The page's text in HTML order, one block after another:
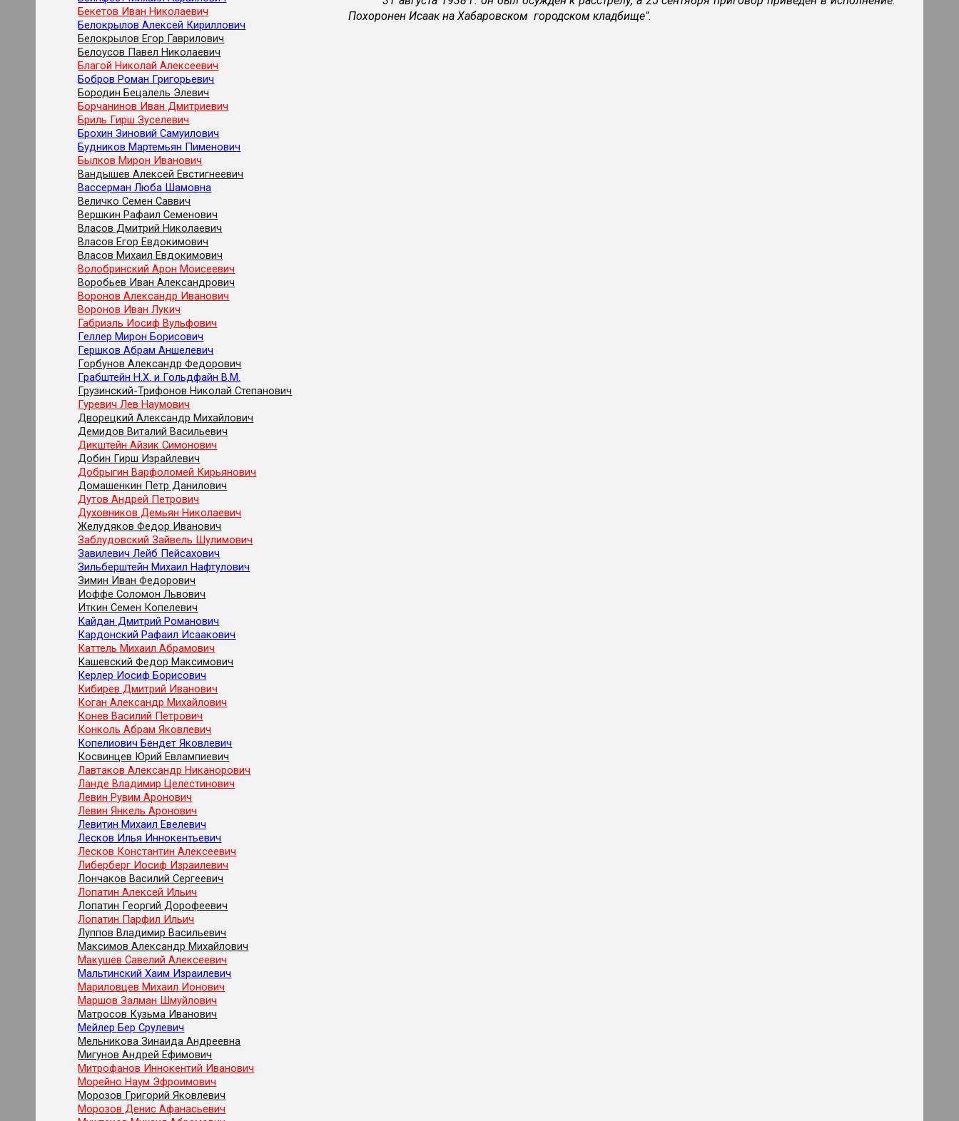
Бекетов Иван Николаевич
Белокрылов Алексей Кириллович
Белокрылов Егор Гаврилович
Белоусов Павел Николаевич
Благой Николай Алексеевич
Бобров Роман Григорьевич
Бородин Бецалель Элевич
Борчанинов Иван Дмитриевич
Бриль Гирш Зуселевич
Брохин Зиновий Самуилович
Будников Мартемьян Пименович
Былков Мирон Иванович
Вандышев Алексей Евстигнеевич
Вассерман Люба Шамовна
Величко Семен Саввич
Вершкин Рафаил Семенович
Власов Дмитрий Николаевич
Власов Егор Евдокимович
Власов Михаил Евдокимович
Волобринский Арон Моисеевич
Воробьев Иван Александрович
Воронов Александр Иванович
Воронов Иван Лукич
Габриэль Иосиф Вульфович
Геллер Мирон Борисович
Гершков Абрам Аншелевич
Горбунов Александр Федорович
Грабштейн Н.Х. и Гольдфайн В.М.
Грузинский-Трифонов Николай Степанович
Гуревич Лев Наумович
Дворецкий Александр Михайлович
Демидов Виталий Васильевич
Дикштейн Айзик Симонович
Добин Гирш Израйлевич
Добрыгин Варфоломей Кирьянович
Домашенкин Петр Данилович
Дутов Андрей Петрович
Духовников Демьян Николаевич
Желудяков Федор Иванович
Заблудовский Зайвель Шулимович
Завилевич Лейб Пейсахович
Зильберштейн Михаил Нафтулович
Зимин Иван Федорович
Иоффе Соломон Львович
Иткин Семен Копелевич
Кайдан Дмитрий Романович
Кардонский Рафаил Исаакович
Каттель Михаил Абрамович
Кашевский Федор Максимович
Керлер Иосиф Борисович
Кибирев Дмитрий Иванович
Коган Александр Михайлович
Конев Василий Петрович
Конколь Абрам Яковлевич
Копелиович Бендет Яковлевич
Косвинцев Юрий Евлампиевич
Лавтаков Александр Никанорович
Ланде Владимир Целестинович
Левин Рувим Аронович
Левин Янкель Аронович
Левитин Михаил Евелевич
Лесков Илья Иннокентьевич
Лесков Константин Алексеевич
Либерберг Иосиф Израилевич
Лончаков Василий Сергеевич
Лопатин Алексей Ильич
Лопатин Георгий Дорофеевич
Лопатин Парфил Ильич
Луппов Владимир Васильевич
Максимов Александр Михайлович
Макушев Савелий Алексеевич
Мальтинский Хаим Израилевич
Мариловцев Михаил Ионович
Маршов Залман Шмуйлович
Матросов Кузьма Иванович
Мейлер Бер Срулевич
Мельникова Зинаида Андреевна
Мигунов Андрей Ефимович
Митрофанов Иннокентий Иванович
Морейно Наум Эфроимович
Морозов Григорий Яковлевич
Морозов Денис Афанасьевич
Похоронен Исаак на Хабаровском городском кладбище".